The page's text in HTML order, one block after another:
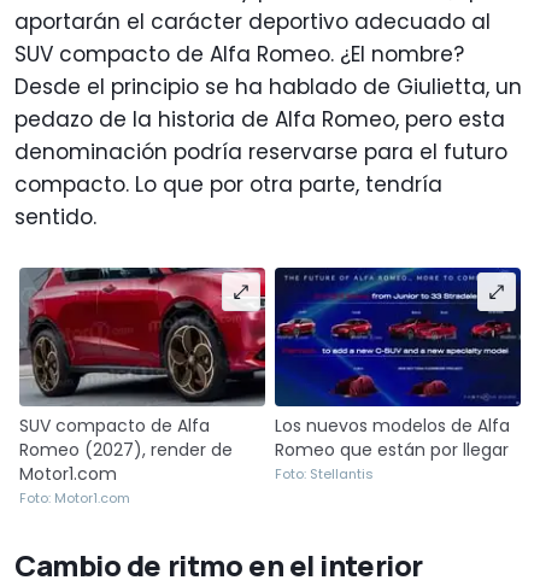
aportarán el carácter deportivo adecuado al
SUV compacto de Alfa Romeo. ¿El nombre?
Desde el principio se ha hablado de Giulietta, un
pedazo de la historia de Alfa Romeo, pero esta
denominación podría reservarse para el futuro
compacto. Lo que por otra parte, tendría
sentido.
SUV compacto de Alfa
Romeo (2027), render de
Motor1.com
Foto: Motor1.com
Los nuevos modelos de Alfa
Romeo que están por llegar
Foto: Stellantis
Cambio de ritmo en el interior